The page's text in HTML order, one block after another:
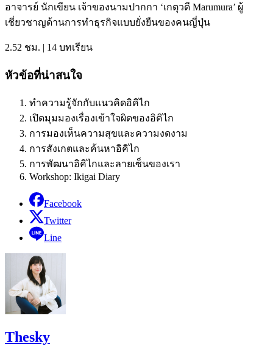
อาจารย์ นักเขียน เจ้าของนามปากกา ‘เกตุวดี Marumura’ ผู้
เชี่ยวชาญด้านการทำธุรกิจแบบยั่งยืนของคนญี่ปุ่น
2.52 ชม. | 14 บทเรียน
หัวข้อที่น่าสนใจ
ทำความรู้จักกับแนวคิดอิคิไก
เปิดมุมมองเรื่องเข้าใจผิดของอิคิไก
การมองเห็นความสุขและความงดงาม
การสังเกตและค้นหาอิคิไก
การพัฒนาอิคิไกและลายเซ็นของเรา
Workshop: Ikigai Diary
Facebook
Twitter
Line
Thesky